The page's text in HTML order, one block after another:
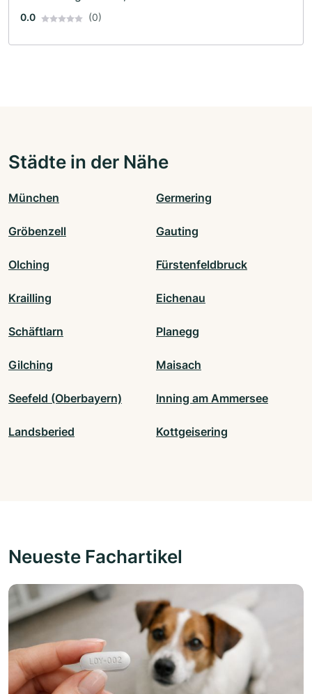
0.0 (0)
Städte in der Nähe
München Germering
Gröbenzell Gauting
Olching Fürstenfeldbruck
Krailling Eichenau
Schäftlarn Planegg
Gilching Maisach
Seefeld (Oberbayern) Inning am Ammersee
Landsberied Kottgeisering
Neueste Fachartikel